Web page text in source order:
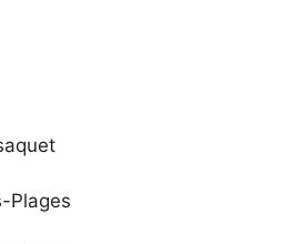
Plages